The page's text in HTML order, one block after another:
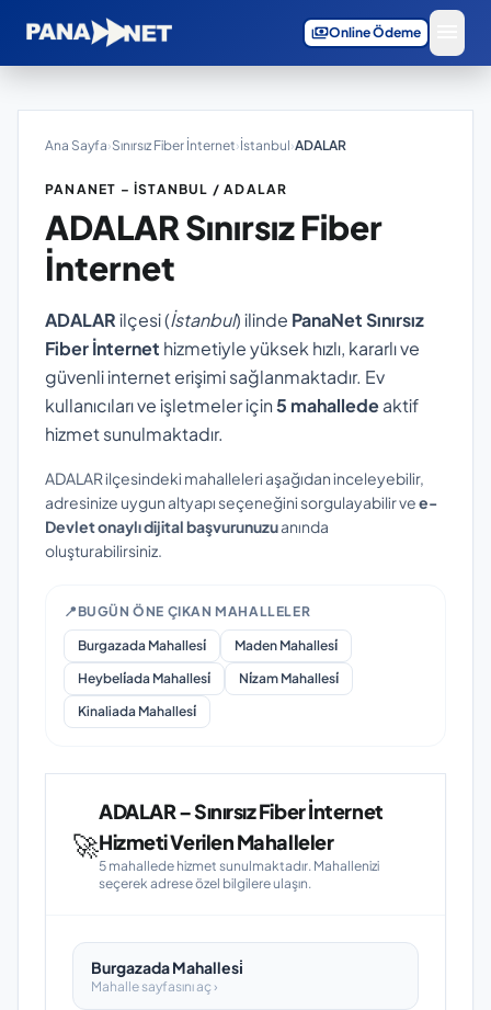
paymentsOnline Ödeme
Ana Sayfa›Sınırsız Fiber İnternet›İstanbul›ADALAR
PANANET – İSTANBUL / ADALAR
ADALARSınırsız Fiber
İnternet
ADALARilçesi (İstanbul) ilinde PanaNet Sınırsız
Fiber İnternet hizmetiyle yüksek hızlı, kararlı ve
güvenli internet erişimi sağlanmaktadır. Ev
kullanıcıları ve işletmeler için5 mahalledeaktif
hizmet sunulmaktadır.
ADALAR ilçesindeki mahalleleri aşağıdan inceleyebilir,
adresinize uygun altyapı seçeneğini sorgulayabilir vee-
Devlet onaylı dijital başvurunuzuanında
oluşturabilirsiniz.
📍 BUGÜN ÖNE ÇIKAN MAHALLELER
Burgazada Mahallesi̇
Maden Mahallesi̇
Heybeli̇ada Mahallesi̇
Ni̇zam Mahallesi̇
Kinaliada Mahallesi̇
🚀
ADALAR – Sınırsız Fiber İnternet
Hizmeti Verilen Mahalleler
5 mahallede hizmet sunulmaktadır. Mahallenizi
seçerek adrese özel bilgilere ulaşın.
Burgazada Mahallesi̇
Mahalle sayfasını aç ›